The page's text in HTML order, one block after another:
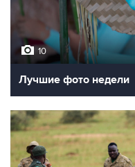
10
Лучшие фото недели